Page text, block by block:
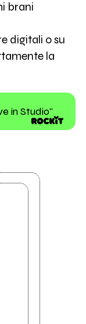
brani
digitali o su
la
in Studio"